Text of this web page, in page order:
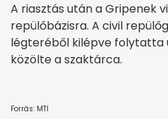
A riasztás után a Gripenek
repülőbázisra. A civil
légteréből kilépve folytatta
közölte a szaktárca.
Forrás: MTI